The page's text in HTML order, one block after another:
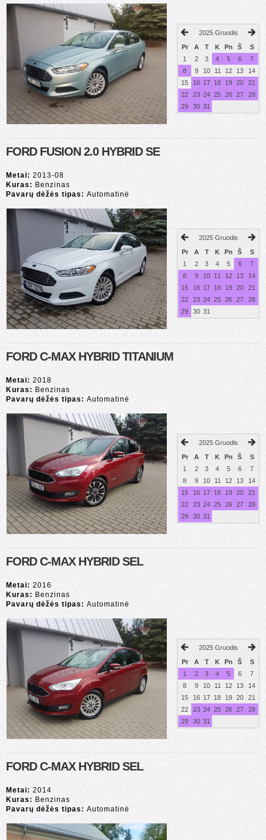
2025 Gruodis
Pr
A T K Pn Š
S
1
2 3 4 5 6
7
8
9 10 11 12 13
14
15
16 17 18 19 20
21
22
23 24 25 26 27
28
29
30 31
FORD FUSION 2.0 HYBRID SE
Metai: 2013-08
Kuras: Benzinas
Pavarų dėžės tipas: Automatinė
2025 Gruodis
Pr
A T K Pn Š
S
1
2 3 4 5 6
7
8
9 10 11 12 13
14
15
16 17 18 19 20
21
22
23 24 25 26 27
28
29
30 31
FORD C-MAX HYBRID TITANIUM
Metai: 2018
Kuras: Benzinas
Pavarų dėžės tipas: Automatinė
2025 Gruodis
Pr
A T K Pn Š
S
1
2 3 4 5 6
7
8
9 10 11 12 13
14
15
16 17 18 19 20
21
22
23 24 25 26 27
28
29
30 31
FORD C-MAX HYBRID SEL
Metai: 2016
Kuras: Benzinas
Pavarų dėžės tipas: Automatinė
2025 Gruodis
Pr
A T K Pn Š
S
1
2 3 4 5 6
7
8
9 10 11 12 13
14
15
16 17 18 19 20
21
22
23 24 25 26 27
28
29
30 31
FORD C-MAX HYBRID SEL
Metai: 2014
Kuras: Benzinas
Pavarų dėžės tipas: Automatinė